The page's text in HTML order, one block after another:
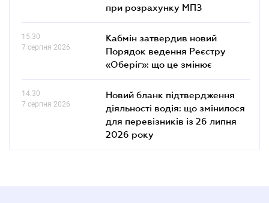
при розрахунку МПЗ
15.30
7 серпня 2026
Кабмін затвердив новий
Порядок ведення Реєстру
«Оберіг»: що це змінює
14.30
7 серпня 2026
Новий бланк підтвердження
діяльності водія: що змінилося
для перевізників із 26 липня
2026 року